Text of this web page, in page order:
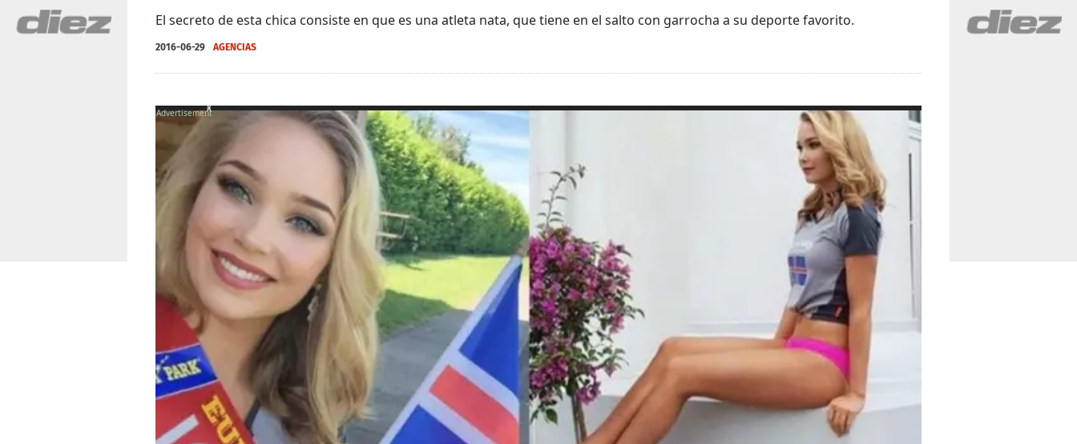
El secreto de esta chica consiste en que es una atleta nata, que tiene en el salto con garrocha a su deporte favorito.
2016-06-29 AGENCIAS
X